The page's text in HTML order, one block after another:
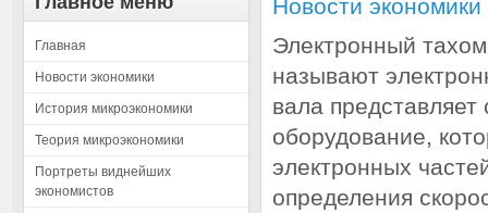
Главная
Новости экономики
История микроэкономики
Теория микроэкономики
Портреты виднейших
экономистов
Новости экономики
Электронный
называют
вала
оборудование,
электронных
определения